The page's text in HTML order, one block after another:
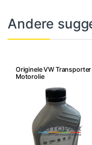
Andere
Originele VW Transporter
Motorolie